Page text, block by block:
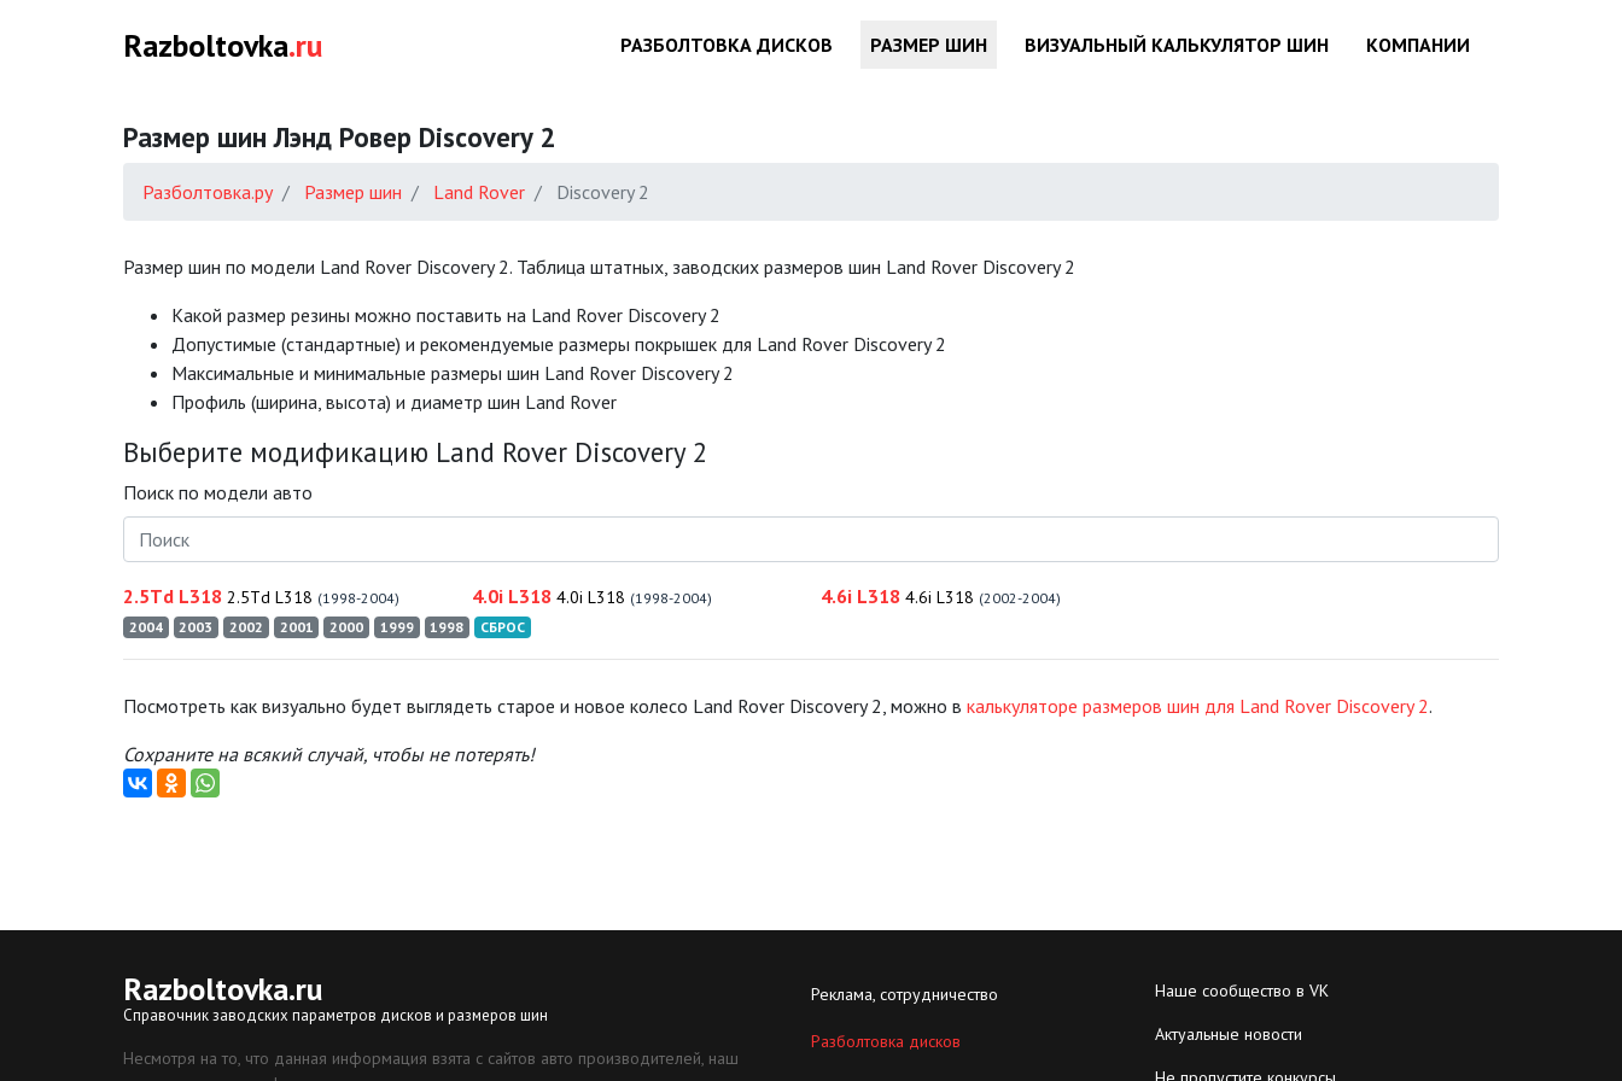
Razboltovka.ru РАЗБОЛТОВКА ДИСКОВ РАЗМЕР ШИН ВИЗУАЛЬНЫЙ КАЛЬКУЛЯТОР ШИН КОМПАНИИ
Размер шин Лэнд Ровер Discovery 2
Разболтовка.ру Размер шин Land Rover Discovery 2
Размер шин по модели Land Rover Discovery 2. Таблица штатных, заводских размеров шин Land Rover Discovery 2
Какой размер резины можно поставить на Land Rover Discovery 2
Допустимые (стандартные) и рекомендуемые размеры покрышек для Land Rover Discovery 2
Mаксимальные и минимальные размеры шин Land Rover Discovery 2
Профиль (ширина, высота) и диаметр шин Land Rover
Выберите модификацию Land Rover Discovery 2
Поиск по модели авто
2.5Td L318 2.5Td L318 (1998-2004) 4.0i L318 4.0i L318 (1998-2004) 4.6i L318 4.6i L318 (2002-2004)
2004
2003 2002 2001 2000 1999 1998 СБРОС
Посмотреть как визуально будет выглядеть старое и новое колесо Land Rover Discovery 2, можно в калькуляторе размеров шин для Land Rover Discovery 2.
Сохраните на всякий случай, чтобы не потерять!
Razboltovka.ru
Справочник заводских параметров дисков и размеров шин
Несмотря на то, что данная информация взята с сайтов авто производителей, наш
Реклама, сотрудничество
Разболтовка дисков
Наше сообщество в VK
Актуальные новости